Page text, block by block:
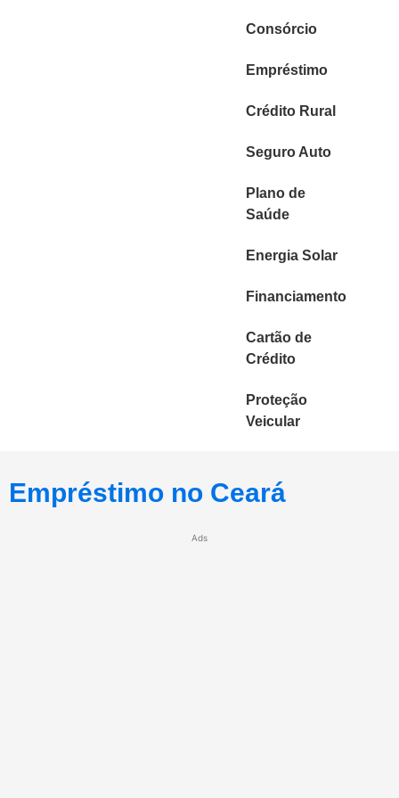
Consórcio
Empréstimo
Crédito Rural
Seguro Auto
Plano de
Saúde
Energia Solar
Financiamento
Cartão de
Crédito
Proteção
Veicular
Empréstimo no Ceará
Ads